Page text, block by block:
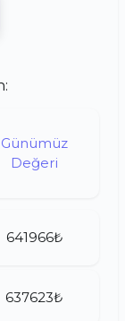
Günümüz
Değeri
641966₺
637623₺